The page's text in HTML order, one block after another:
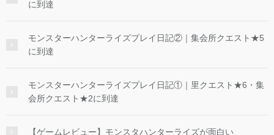
に到達
モンスターハンターライズプレイ日記②｜集会所クエスト★5
に到達
モンスターハンターライズプレイ日記①｜里クエスト★6・集
会所クエスト★2に到達
【ゲームレビュー】モンスタハンターライズが面白い